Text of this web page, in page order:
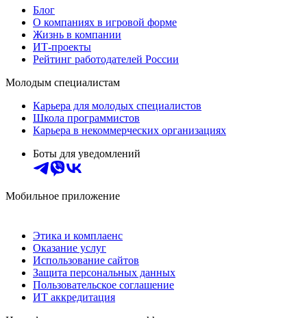
Блог
О компаниях в игровой форме
Жизнь в компании
ИТ-проекты
Рейтинг работодателей России
Молодым специалистам
Карьера для молодых специалистов
Школа программистов
Карьера в некоммерческих организациях
Боты для уведомлений
Мобильное приложение
Этика и комплаенс
Оказание услуг
Использование сайтов
Защита персональных данных
Пользовательское соглашение
ИТ аккредитация